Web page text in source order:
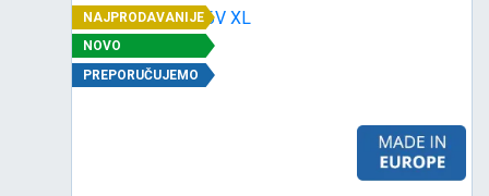
NAJPRODAVANIJE
NOVO
PREPORUČUJEMO